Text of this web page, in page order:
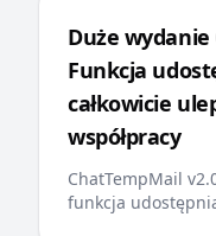
Duże wydanie
Funkcja
całkowicie
współpracy
ChatTempMail
funkcja